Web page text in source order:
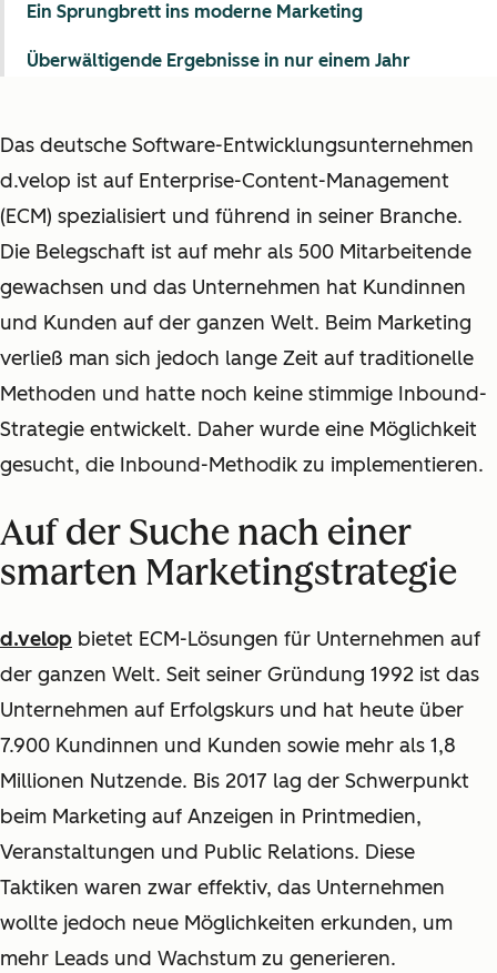
Das deutsche Software-Entwicklungsunternehmen
d.velop ist auf Enterprise-Content-Management
(ECM) spezialisiert und führend in seiner Branche.
Die Belegschaft ist auf mehr als 500 Mitarbeitende
gewachsen und das Unternehmen hat Kundinnen
und Kunden auf der ganzen Welt. Beim Marketing
verließ man sich jedoch lange Zeit auf traditionelle
Methoden und hatte noch keine stimmige Inbound-
Strategie entwickelt. Daher wurde eine Möglichkeit
gesucht, die Inbound-Methodik zu implementieren.
Auf der Suche nach einer
smarten Marketingstrategie
d.velop bietet ECM-Lösungen für Unternehmen auf
der ganzen Welt. Seit seiner Gründung 1992 ist das
Unternehmen auf Erfolgskurs und hat heute über
7.900 Kundinnen und Kunden sowie mehr als 1,8
Millionen Nutzende. Bis 2017 lag der Schwerpunkt
beim Marketing auf Anzeigen in Printmedien,
Veranstaltungen und Public Relations. Diese
Taktiken waren zwar effektiv, das Unternehmen
wollte jedoch neue Möglichkeiten erkunden, um
mehr Leads und Wachstum zu generieren.
Ein Sprungbrett ins moderne Marketing
Überwältigende Ergebnisse in nur einem Jahr